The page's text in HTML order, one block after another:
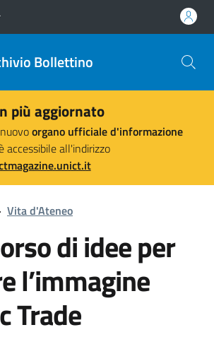
Bollettino
più aggiornato
organo ufficiale d'informazione
accessibile all'indirizzo
Vita d'Ateneo
di idee per
l’immagine
Trade